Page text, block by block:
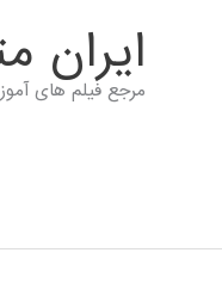
ايران
مرجع فیلم های